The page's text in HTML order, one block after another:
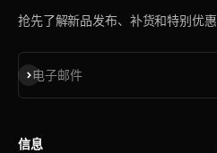
抢先了解新品发布、补货和特别优惠
电子邮件
订阅
信息